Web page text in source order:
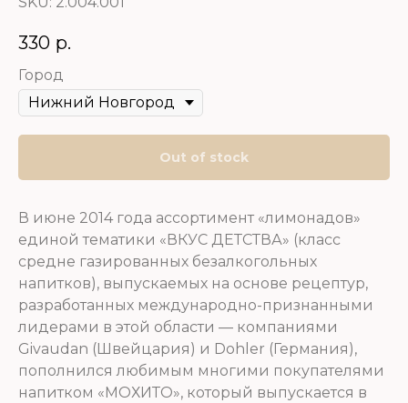
330 р.
Город
Out of stock
В июне 2014 года ассортимент «лимонадов»
единой тематики «ВКУС ДЕТСТВА» (класс
средне газированных безалкогольных
напитков), выпускаемых на основе рецептур,
разработанных международно-признанными
лидерами в этой области — компаниями
Givaudan (Швейцария) и Dohler (Германия),
пополнился любимым многими покупателями
напитком «МОХИТО», который выпускается в